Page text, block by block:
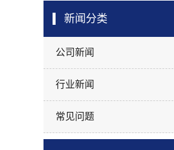
新闻分类
公司新闻
行业新闻
常见问题